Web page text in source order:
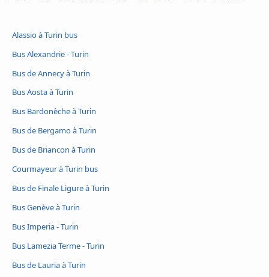
Alassio à Turin bus
Bus Alexandrie - Turin
Bus de Annecy à Turin
Bus Aosta à Turin
Bus Bardonèche à Turin
Bus de Bergamo à Turin
Bus de Briancon à Turin
Courmayeur à Turin bus
Bus de Finale Ligure à Turin
Bus Genève à Turin
Bus Imperia - Turin
Bus Lamezia Terme - Turin
Bus de Lauria à Turin